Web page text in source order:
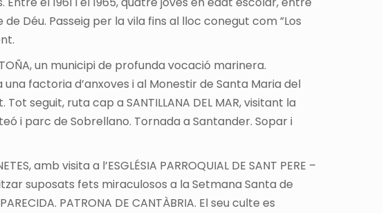
Déu. Passeig per la vila fins al lloc conegut com ”Los
un municipi de profunda vocació marinera.
factoria d’anxoves i al Monestir de Santa Maria del
seguit, ruta cap a SANTILLANA DEL MAR, visitant la
i parc de Sobrellano. Tornada a Santander. Sopar i
amb visita a l’ESGLÉSIA PARROQUIAL DE SANT PERE –
suposats fets miraculosos a la Setmana Santa de
PATRONA DE CANTÀBRIA. El seu culte es